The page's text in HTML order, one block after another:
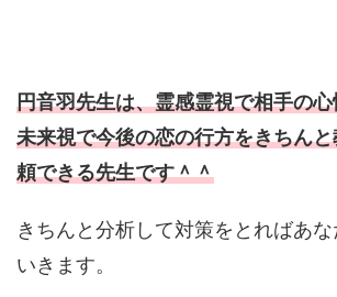
円音羽先生は、霊感霊視で相手の
未来視で今後の恋の行方をきちん
頼できる先生です＾＾
きちんと分析して対策をとればあな
いきます。